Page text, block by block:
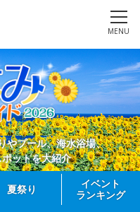
MENU
やプール、海水浴場、
ットを大紹介
夏祭り
イベント
ランキング